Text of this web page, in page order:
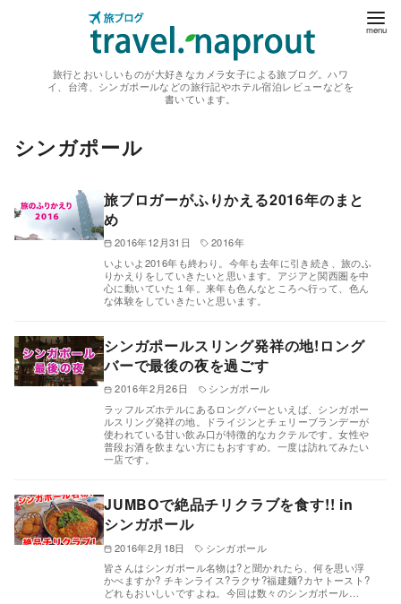
旅行とおいしいものが大好きなカメラ女子による旅ブログ。ハワ
イ、台湾、シンガポールなどの旅行記やホテル宿泊レビューなどを
書いています。
シンガポール
旅ブロガーがふりかえる2016年のまと
め
2016年12月31日
2016年
いよいよ2016年も終わり。今年も去年に引き続き、旅のふ
りかえりをしていきたいと思います。アジアと関西圏を中
心に動いていた１年。来年も色んなところへ行って、色ん
な体験をしていきたいと思います。
シンガポールスリング発祥の地!ロング
バーで最後の夜を過ごす
2016年2月26日
シンガポール
ラッフルズホテルにあるロングバーといえば、シンガポー
ルスリング発祥の地。ドライジンとチェリーブランデーが
使われている甘い飲み口が特徴的なカクテルです。女性や
普段お酒を飲まない方にもおすすめ。一度は訪れてみたい
一店です。
JUMBOで絶品チリクラブを食す!! in
シンガポール
2016年2月18日
シンガポール
皆さんはシンガポール名物は?と聞かれたら、何を思い浮
かべますか? チキンライス?ラクサ?福建麺?カヤトースト?
どれもおいしいですよね。今回は数々のシンガポール…